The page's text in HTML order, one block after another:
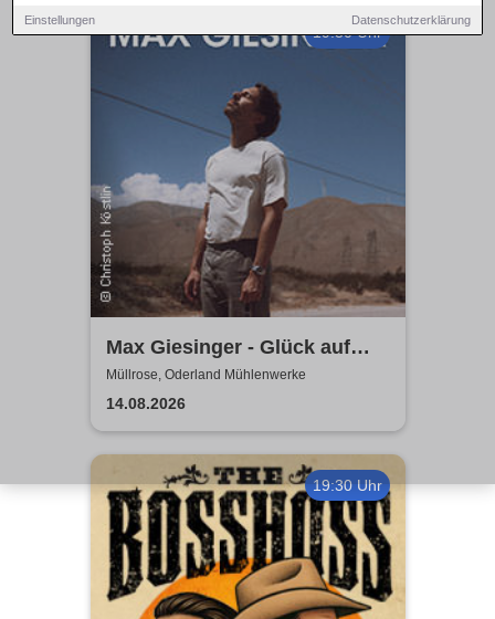
Einstellungen Datenschutzerklärung
19:30 Uhr
Max Giesinger - Glück auf
den Straßen 2026
Müllrose, Oderland Mühlenwerke
14.08.2026
19:30 Uhr